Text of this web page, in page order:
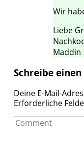
Wir
Liebe
Maddin
Schreibe
Deine E-Mail-
Erforderliche
Comment